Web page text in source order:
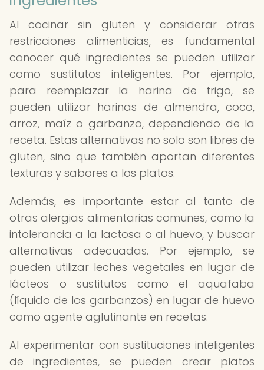
Al cocinar sin gluten y considerar otras
restricciones alimenticias, es fundamental
conocer qué ingredientes se pueden utilizar
como sustitutos inteligentes. Por ejemplo,
para reemplazar la harina de trigo, se
pueden utilizar harinas de almendra, coco,
arroz, maíz o garbanzo, dependiendo de la
receta. Estas alternativas no solo son libres de
gluten, sino que también aportan diferentes
texturas y sabores a los platos.
Además, es importante estar al tanto de
otras alergias alimentarias comunes, como la
intolerancia a la lactosa o al huevo, y buscar
alternativas adecuadas. Por ejemplo, se
pueden utilizar leches vegetales en lugar de
lácteos o sustitutos como el aquafaba
(líquido de los garbanzos) en lugar de huevo
como agente aglutinante en recetas.
Al experimentar con sustituciones inteligentes
de ingredientes, se pueden crear platos